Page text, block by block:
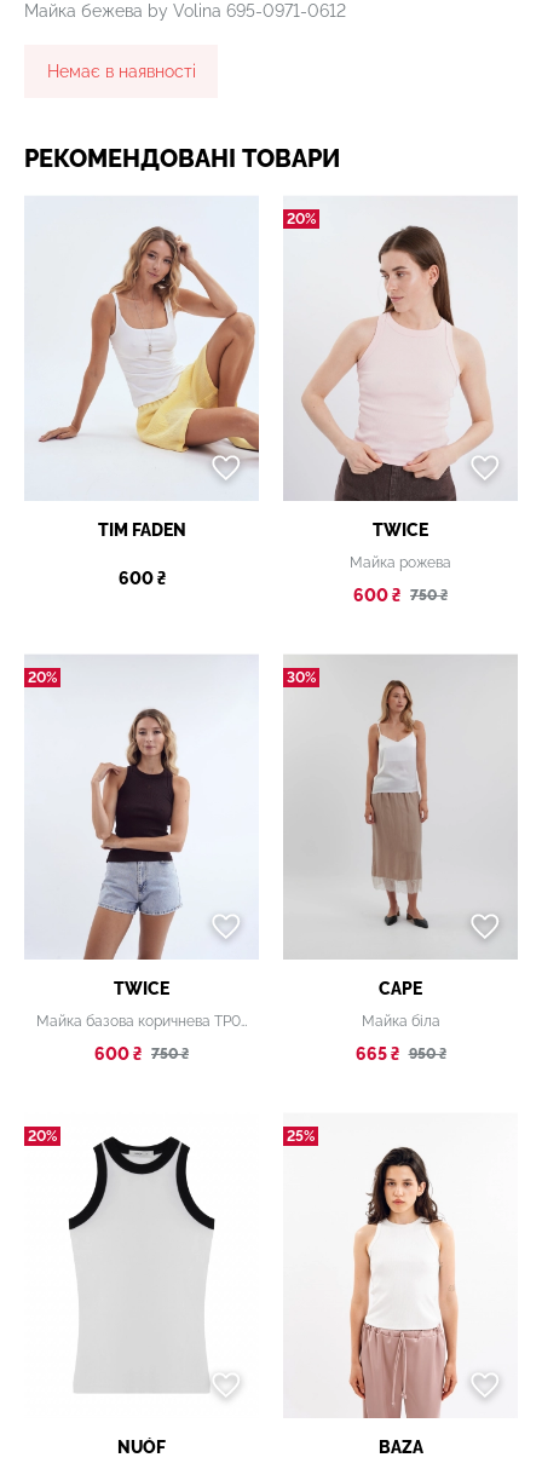
Майка бежева by Volina 695-0971-0612
Немає в наявності
РЕКОМЕНДОВАНІ ТОВАРИ
TIM FADEN
600 ₴
20%
TWICE
Майка рожева
600 ₴ 750 ₴
20%
TWICE
Майка базова коричнева ТР004
600 ₴ 750 ₴
30%
CAPE
Майка біла
665 ₴ 950 ₴
20%
NUÓF
25%
BAZA